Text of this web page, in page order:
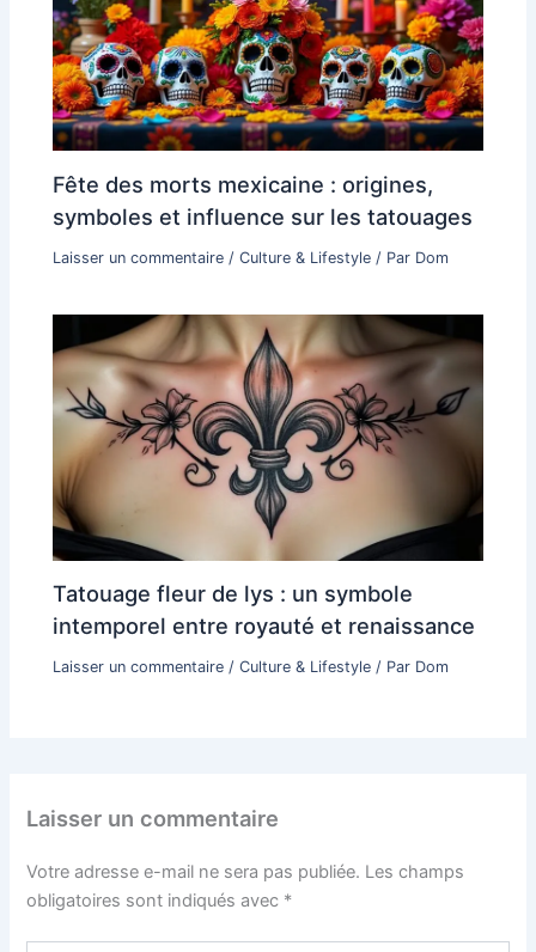
Fête des morts mexicaine : origines,
symboles et influence sur les tatouages
Laisser un commentaire /Culture & Lifestyle / Par Dom
Tatouage fleur de lys : un symbole
intemporel entre royauté et renaissance
Laisser un commentaire /Culture & Lifestyle / Par Dom
Laisser un commentaire
Votre adresse e-mail ne sera pas publiée. Les champs
obligatoires sont indiqués avec *